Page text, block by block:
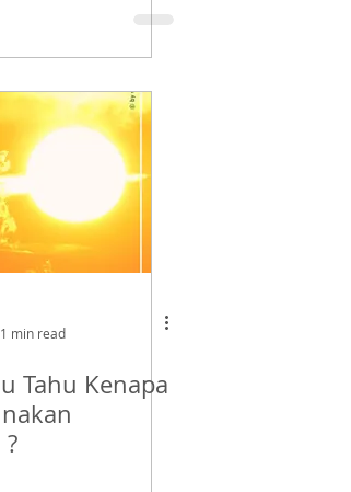
1 min read
Tahu Kenapa